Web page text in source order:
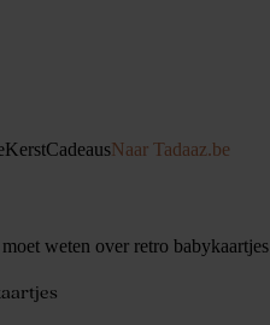
KerstCadeausNaar Tadaaz.be
weten over retro babykaartjes